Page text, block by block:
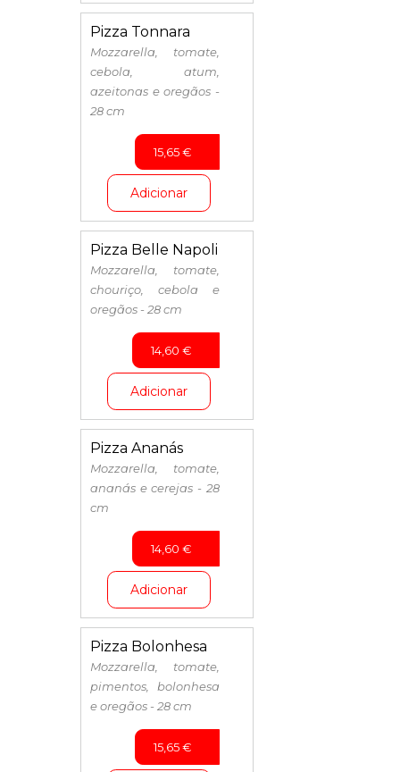
Pizza Tonnara
Mozzarella, tomate,
cebola, atum,
azeitonas e oregãos -
28 cm
15,65€
Adicionar
Pizza Belle Napoli
Mozzarella, tomate,
chouriço, cebola e
oregãos - 28 cm
14,60 €
Adicionar
Pizza Ananás
Mozzarella, tomate,
ananás e cerejas - 28
cm
14,60 €
Adicionar
Pizza Bolonhesa
Mozzarella, tomate,
pimentos, bolonhesa
e oregãos - 28 cm
15,65€